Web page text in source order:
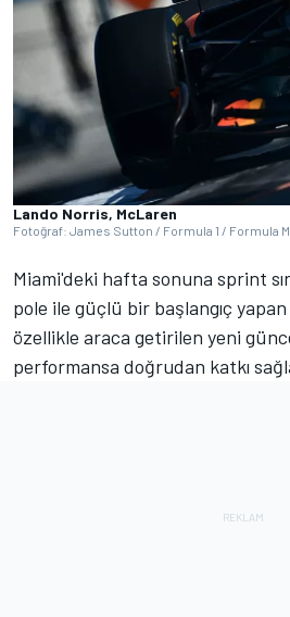
Lando Norris, McLaren
Fotoğraf: James Sutton / Formula 1 / Formula
Miami'deki hafta sonuna sprint
pole ile güçlü bir başlangıç
özellikle araca getirilen yeni
performansa doğrudan katkı